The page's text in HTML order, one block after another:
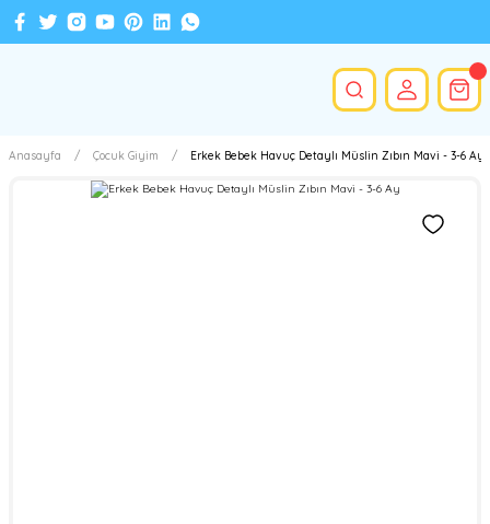
Anasayfa Çocuk Giyim Erkek Bebek Havuç Detaylı Müslin Zıbın Mavi - 3-6 Ay